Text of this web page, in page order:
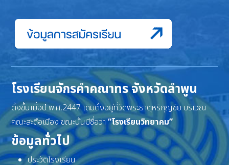
โรงเรียนจักรคำคณาทร จังหวัดลำพูน
ตั้งขึ้นเมื่อปี พ.ศ.2447 เดิมตั้งอยู่ที่วัดพระธาตุหริภุญชัย บริเวณ
คณะสะดือเมือง ขณะนั้นมีชื่อว่า“โรงเรียนวิทยาคม”
ข้อมูลทั่วไป
ประวัติโรงเรียน